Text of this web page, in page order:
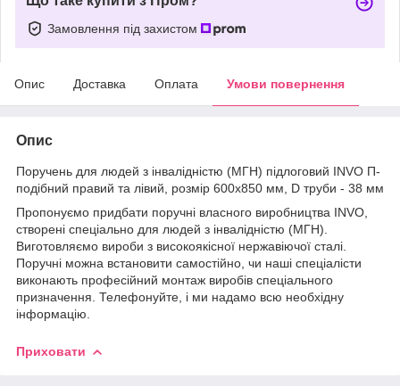
Замовлення під захистом
Опис Доставка Оплата Умови повернення
Опис
Поручень для людей з інвалідністю (МГН) підлоговий INVO П-
подібний правий та лівий, розмір 600х850 мм, D труби - 38 мм
Пропонуємо придбати поручні власного виробництва INVO,
створені спеціально для людей з інвалідністю (МГН).
Виготовляємо вироби з високоякісної нержавіючої сталі.
Поручні можна встановити самостійно, чи наші спеціалісти
виконають професійний монтаж виробів спеціального
призначення. Телефонуйте, і ми надамо всю необхідну
інформацію.
Приховати